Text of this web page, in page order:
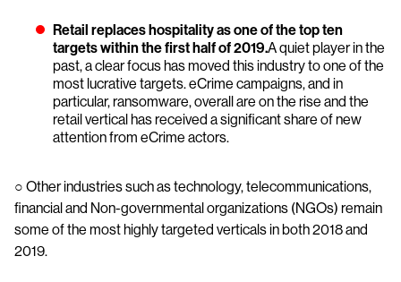
Retail replaces hospitality as one of the top ten
targets within the first half of 2019.A quiet player in the
past, a clear focus has moved this industry to one of the
most lucrative targets. eCrime campaigns, and in
particular, ransomware, overall are on the rise and the
retail vertical has received a significant share of new
attention from eCrime actors.
○ Other industries such as technology, telecommunications,
financial and Non-governmental organizations (NGOs) remain
some of the most highly targeted verticals in both 2018 and
2019.